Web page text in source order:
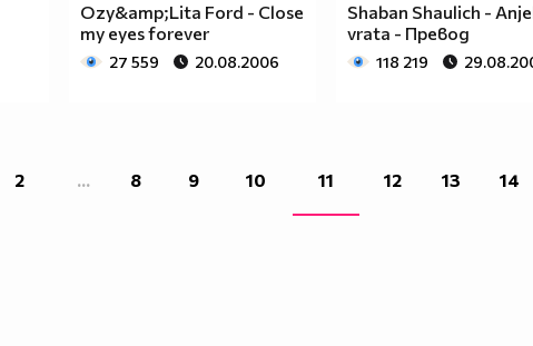
Ozy&amp;Lita Ford - Close
my eyes forever
27 559 20.08.2006
Shaban Shaulich -
vrata - Превод
118 219
2 ... 8 9 10 11 12 13 14